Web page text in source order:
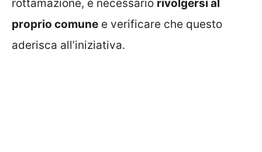
rottamazione, è necessario rivolgersi al
proprio comune e verificare che questo
aderisca all’iniziativa.